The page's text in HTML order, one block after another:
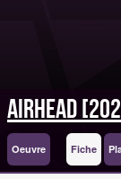
Airhead
Oeuvre Fiche